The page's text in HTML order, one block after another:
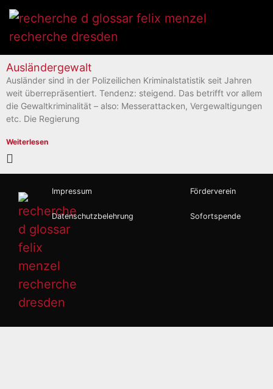
Ausländergewalt
Ausländer sind in der Polizeilichen Kriminalstatistik seit Jahren
weit überrepräsentiert. Tendenz: steigend. Das betrifft vor allem
die Gewaltkriminalität – also: Messerattacken, Vergewaltigungen
etc. Die Regierung
Weiterlesen
Impressum
Datenschutzbelehrung
Förderverein
Sofortspende